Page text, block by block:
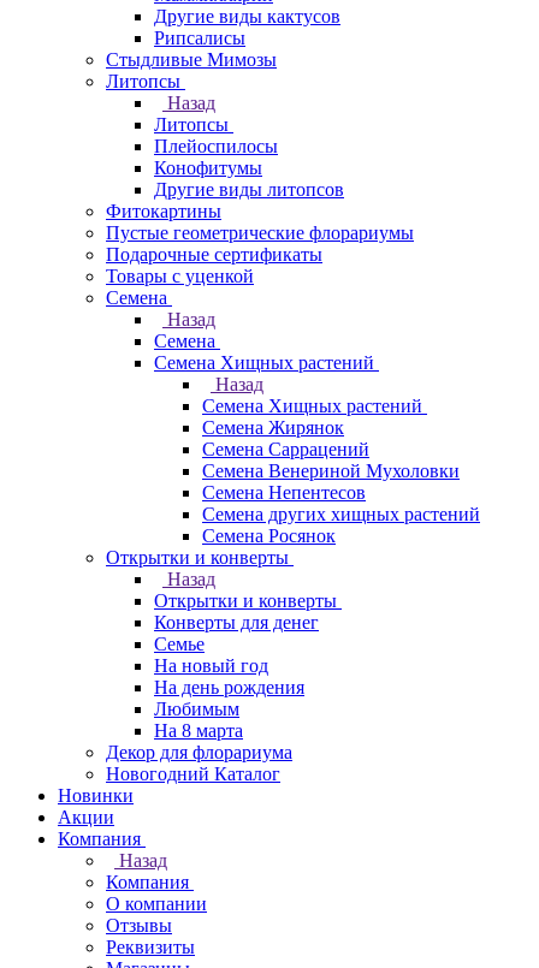
Другие виды кактусов
Рипсалисы
Стыдливые Мимозы
Литопсы
Назад
Литопсы
Плейоспилосы
Конофитумы
Другие виды литопсов
Фитокартины
Пустые геометрические флорариумы
Подарочные сертификаты
Товары с уценкой
Семена
Назад
Семена
Семена Хищных растений
Назад
Семена Хищных растений
Семена Жирянок
Семена Саррацений
Семена Венериной Мухоловки
Семена Непентесов
Семена других хищных растений
Семена Росянок
Открытки и конверты
Назад
Открытки и конверты
Конверты для денег
Семье
На новый год
На день рождения
Любимым
На 8 марта
Декор для флорариума
Новогодний Каталог
Новинки
Акции
Компания
Назад
Компания
О компании
Отзывы
Реквизиты